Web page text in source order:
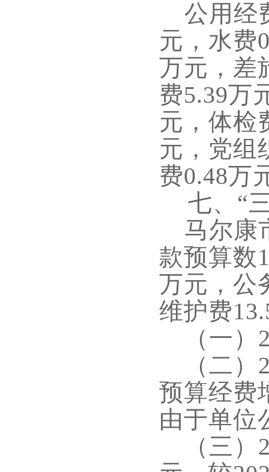
公用经
元，水费
万元，差
费5.39万
元，体检
元 ，党
费0.48万
七、 “
马尔康
款预算数
万元，公
维护费
（一）
（二）
预算经费
由于单位
（三）